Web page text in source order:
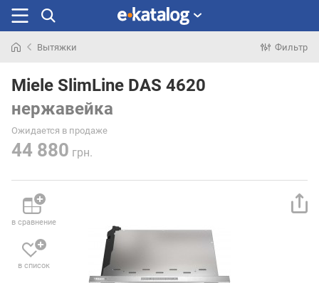
раньше
Вытяжки Фильтр
Miele SlimLine DAS 4620
нержавейка
Ожидается в продаже
44 880 грн.
в сравнение
в список